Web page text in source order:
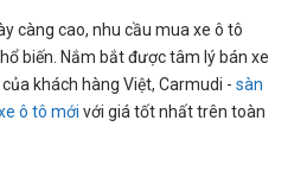
càng cao, nhu cầu mua xe ô tô
biến. Nắm bắt được tâm lý bán xe
khách hàng Việt, Carmudi - sàn
ô tô mới với giá tốt nhất trên toàn